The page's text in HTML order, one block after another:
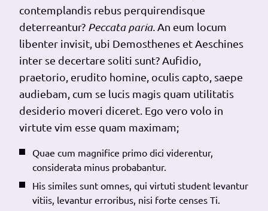
contemplandis rebus perquirendisque
deterreantur? Peccata paria. An eum locum
libenter invisit, ubi Demosthenes et Aeschines
inter se decertare soliti sunt? Aufidio,
praetorio, erudito homine, oculis capto, saepe
audiebam, cum se lucis magis quam utilitatis
desiderio moveri diceret. Ego vero volo in
virtute vim esse quam maximam;
Quae cum magnifice primo dici viderentur,
considerata minus probabantur.
His similes sunt omnes, qui virtuti student levantur
vitiis, levantur erroribus, nisi forte censes Ti.